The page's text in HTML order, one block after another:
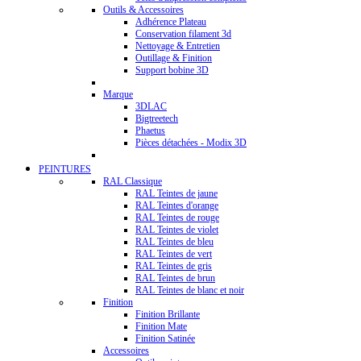
Outils & Accessoires
Adhérence Plateau
Conservation filament 3d
Nettoyage & Entretien
Outillage & Finition
Support bobine 3D
Marque
3DLAC
Bigtreetech
Phaetus
Pièces détachées - Modix 3D
PEINTURES
RAL Classique
RAL Teintes de jaune
RAL Teintes d'orange
RAL Teintes de rouge
RAL Teintes de violet
RAL Teintes de bleu
RAL Teintes de vert
RAL Teintes de gris
RAL Teintes de brun
RAL Teintes de blanc et noir
Finition
Finition Brillante
Finition Mate
Finition Satinée
Accessoires